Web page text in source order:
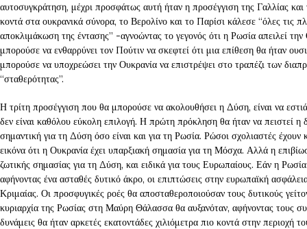
αυτοσυγκράτηση, μέχρι προσφάτως αυτή ήταν η προσέγγιση της Γαλλίας
κοντά στα ουκρανικά σύνορα, το Βερολίνο και το Παρίσι κάλεσε “όλες τις
αποκλιμάκωση της έντασης” -αγνοώντας το γεγονός ότι η Ρωσία απειλεί
μπορούσε να ενθαρρύνει τον Πούτιν να σκεφτεί ότι μια επίθεση θα ήταν
μπορούσε να υποχρεώσει την Ουκρανία να επιστρέψει στο τραπέζι των
“σταθερότητας”.
Η τρίτη προσέγγιση που θα μπορούσε να ακολουθήσει η Δύση, είναι να
δεν είναι καθόλου εύκολη επιλογή. Η πρώτη πρόκληση θα ήταν να πειστεί η
σημαντική για τη Δύση όσο είναι και για τη Ρωσία. Ρώσοι σχολιαστές
εικόνα ότι η Ουκρανία έχει υπαρξιακή σημασία για τη Μόσχα. Αλλά η
ζωτικής σημασίας για τη Δύση, και ειδικά για τους Ευρωπαίους. Εάν η
αφήνοντας ένα ασταθές δυτικό άκρο, οι επιπτώσεις στην ευρωπαϊκή
Κριμαίας. Οι προσφυγικές ροές θα αποσταθεροποιούσαν τους δυτικούς
κυριαρχία της Ρωσίας στη Μαύρη Θάλασσα θα αυξανόταν, αφήνοντας τους
δυνάμεις θα ήταν αρκετές εκατοντάδες χιλιόμετρα πιο κοντά στην